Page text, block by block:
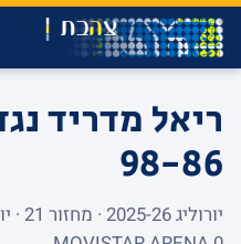
ריאל מדריד
98-86